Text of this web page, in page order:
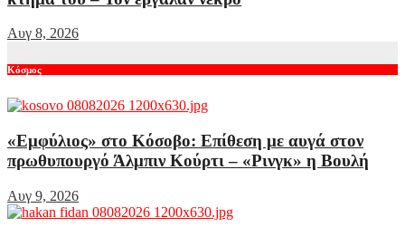
Αυγ 8, 2026
Κόσμος
«Εμφύλιος» στο Κόσοβο: Επίθεση με αυγά στον
πρωθυπουργό Άλμπιν Κούρτι – «Ρινγκ» η Βουλή
Αυγ 9, 2026